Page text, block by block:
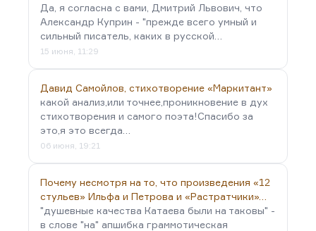
Да, я согласна с вами, Дмитрий Львович, что
Александр Куприн - "прежде всего умный и
сильный писатель, каких в русской…
15 июня, 11:29
Давид Самойлов, стихотворение «Маркитант»
какой анализ,или точнее,проникновение в дух
стихотворения и самого поэта!Спасибо за
это,я это всегда…
06 июня, 19:21
Почему несмотря на то, что произведения «12
стульев» Ильфа и Петрова и «Растратчики»…
"душевные качества Катаева были на таковы" -
в слове "на" апшибка граммотическая